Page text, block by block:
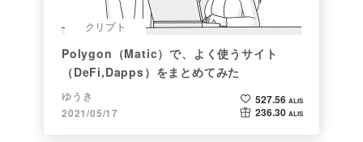
クリプト
Polygon（Matic）で、よく使うサイト
（DeFi,Dapps）をまとめてみた
ゆうき
2021/05/17
527.56 ALIS
236.30 ALIS